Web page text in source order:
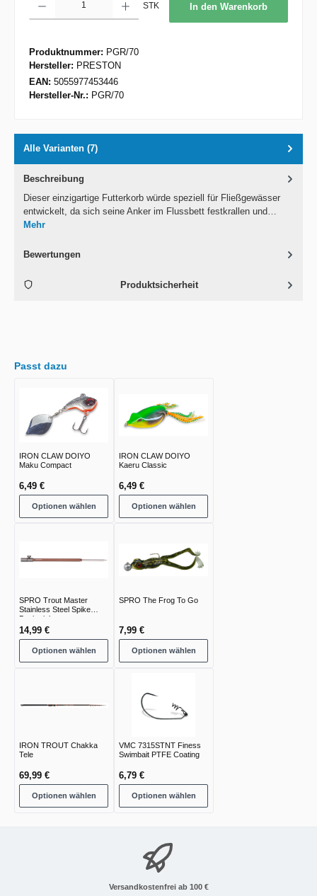
STK In den Warenkorb
Produktnummer: PGR/70
Hersteller: PRESTON
EAN: 5055977453446
Hersteller-Nr.: PGR/70
Alle Varianten (7)
Beschreibung
Dieser einzigartige Futterkorb würde speziell für Fließgewässer
entwickelt, da sich seine Anker im Flussbett festkrallen und…
Mehr
Bewertungen
Produktsicherheit
Passt dazu
IRON CLAW DOIYO
Maku Compact
6,49 €
Optionen wählen
IRON CLAW DOIYO
Kaeru Classic
6,49 €
Optionen wählen
SPRO Trout Master
Stainless Steel Spike
Bankstick
14,99 €
Optionen wählen
SPRO The Frog To Go
7,99 €
Optionen wählen
IRON TROUT Chakka
Tele
69,99 €
Optionen wählen
VMC 7315STNT Finess
Swimbait PTFE Coating
6,79 €
Optionen wählen
Versandkostenfrei ab 100 €